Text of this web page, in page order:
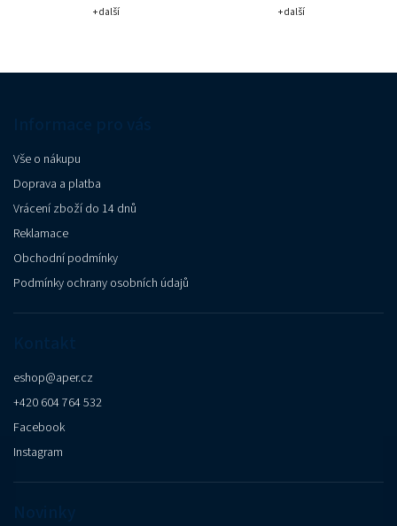
+ další + další
Vše o nákupu
Doprava a platba
Vrácení zboží do 14 dnů
Reklamace
Obchodní podmínky
Podmínky ochrany osobních údajů
eshop@aper.cz
+420 604 764 532
Facebook
Instagram